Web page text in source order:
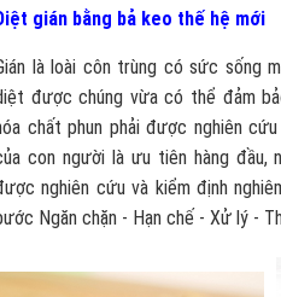
gián bằng bả keo thế hệ mới
là loài côn trùng có sức sống
được chúng vừa có thể đảm
chất phun phải được nghiên
con người là ưu tiên hàng đầu,
nghiên cứu và kiểm định
Ngăn chặn - Hạn chế - Xử lý -